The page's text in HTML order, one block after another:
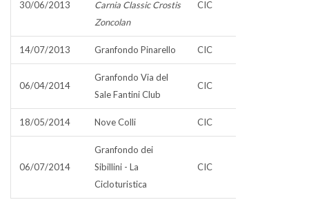
30/06/2013
Carnia Classic Crostis
Zoncolan
CIC
14/07/2013 Granfondo Pinarello CIC
06/04/2014
Granfondo Via del
Sale Fantini Club
CIC
18/05/2014 Nove Colli CIC
06/07/2014
Granfondo dei
Sibillini - La
Cicloturistica
CIC